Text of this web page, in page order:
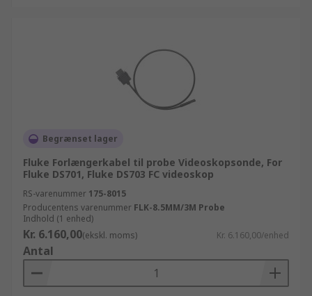
Begrænset lager
Fluke Forlængerkabel til probe Videoskopsonde, For
Fluke DS701, Fluke DS703 FC videoskop
RS-varenummer 175-8015
Producentens varenummer FLK-8.5MM/3M Probe
Indhold (1 enhed)
Kr. 6.160,00(ekskl. moms) Kr. 6.160,00/enhed
Antal